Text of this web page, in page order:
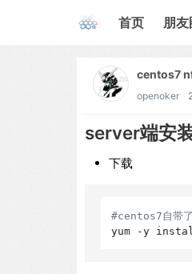
首页 朋友
centos7
openoker
server端安
下载
#centos7自带